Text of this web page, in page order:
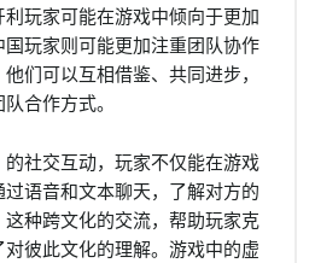
玩家可能在游戏中倾向于更加
玩家则可能更加注重团队协作
们可以互相借鉴、共同进步，
合作方式。
社交互动，玩家不仅能在游戏
语音和文本聊天，了解对方的
种跨文化的交流，帮助玩家克
彼此文化的理解。游戏中的虚